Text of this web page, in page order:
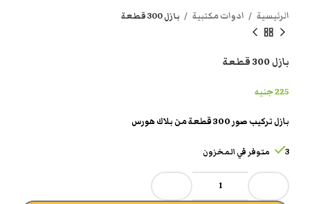
الرئيسية ادوات مكتبية بازل 300 قطعة
بازل 300 قطعة
225جنيه
بازل تركيب صور 300 قطعة من بلاك هورس
3 متوفر في المخزون